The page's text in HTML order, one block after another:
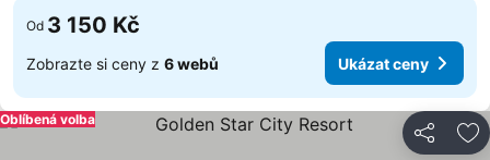
Od 3 150 Kč
Zobrazte si ceny z 6 webů Ukázat ceny
Sdílet
Oblíbená volba